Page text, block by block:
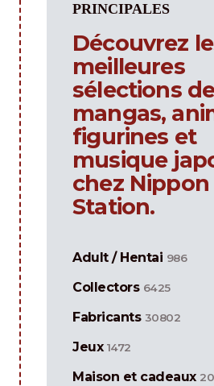
PRINCIPALES
Découvrez
meilleures
sélections
mangas,
figurines et
musique
chez Nippon
Station.
Adult / Hentai 986
Collectors 6425
Fabricants 30802
Jeux 1472
Maison et cadeaux